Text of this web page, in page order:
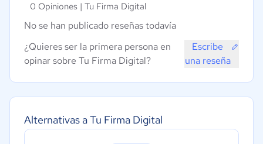
Alternativas a Tu Firma Digital
0 Opiniones | Tu Firma Digital
No se han publicado reseñas todavía
¿Quieres ser la primera persona en
opinar sobre Tu Firma Digital?
Escribe
una reseña